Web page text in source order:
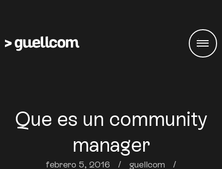
Que es un community
manager
febrero 5, 2016 / guellcom
/